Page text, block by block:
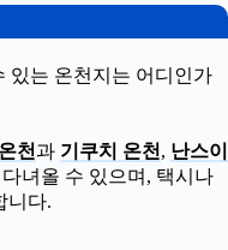
있는 온천지는 어디인가
천과 기쿠치 온천 , 난스이
녀올 수 있으며, 택시나
니다.